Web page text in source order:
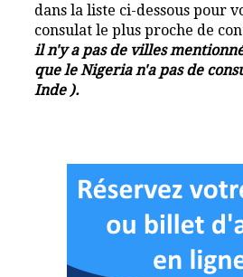
dans la liste ci-dessous pour
consulat le plus proche de
il n'y a pas de villes
que le Nigeria n'a pas de
Inde ).